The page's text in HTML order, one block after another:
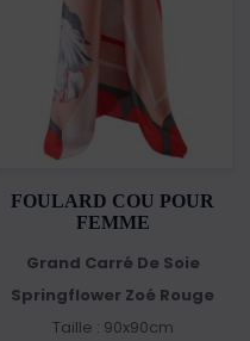
FOULARD COU POUR
FEMME
Grand Carré De Soie
Springflower Zoé Rouge
Taille : 90x90cm